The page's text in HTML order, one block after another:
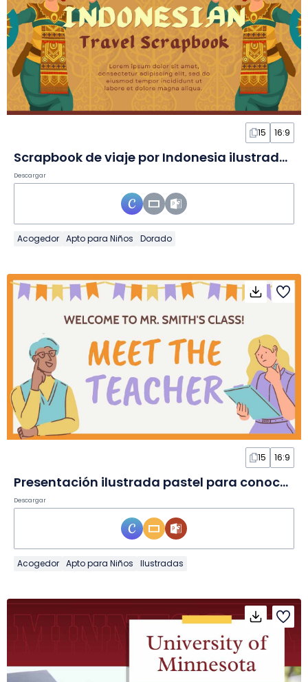
15 16:9
Scrapbook de viaje por Indonesia ilustrado en Diapositivas
Descargar
Acogedor Apto para Niños Dorado
15 16:9
Presentación ilustrada pastel para conocer al docente en Diapositivas
Descargar
Acogedor Apto para Niños Ilustradas